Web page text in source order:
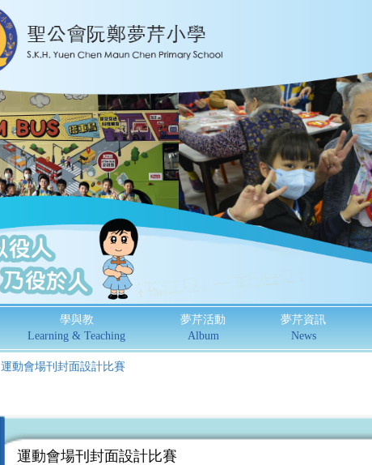
學與教
Learning & Teaching
夢芹活動
Album
夢芹資訊
News
運動會場刊封面設計比賽
運動會場刊封面設計比賽